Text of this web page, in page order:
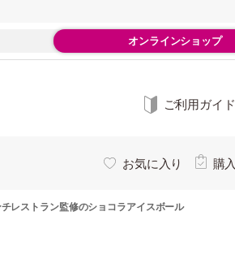
オンラインショップ
ご利用ガイド
お気に入り 購
レストラン監修のショコラアイスボール